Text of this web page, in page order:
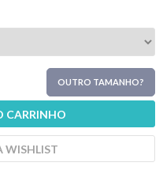
OUTRO TAMANHO?
CARRINHO
WISHLIST